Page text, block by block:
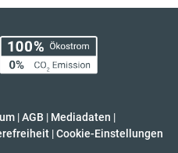
|AGB | Mediadaten |
| Cookie-Einstellungen